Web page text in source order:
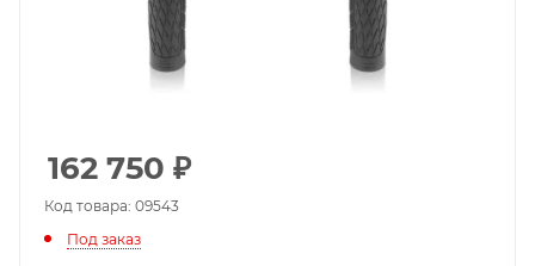
162 750 ₽
Код товара: 09543
Под заказ